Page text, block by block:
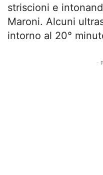
striscioni e
Maroni. Alcuni
intorno al 20°
-